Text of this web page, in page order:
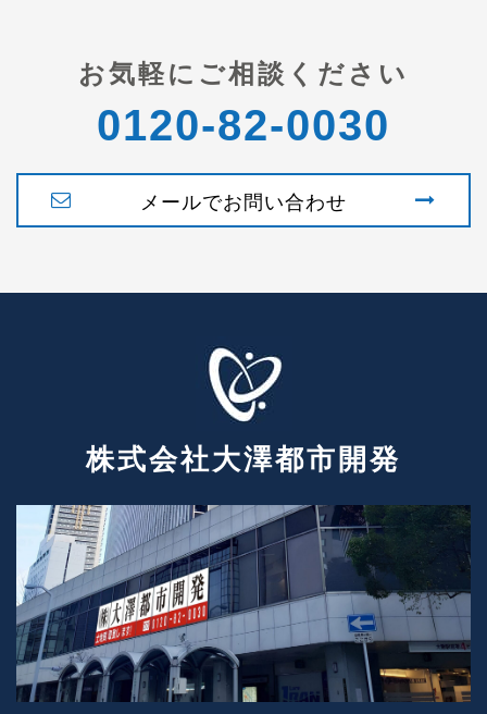
お気軽にご相談ください
0120-82-0030
メールでお問い合わせ
株式会社大澤都市開発